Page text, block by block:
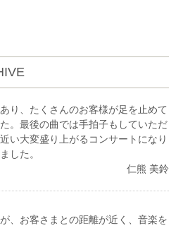
り、たくさんのお客様が足を止めて
。最後の曲では手拍子もしていただ
い大変盛り上がるコンサートになり
した。
仁熊 美鈴
、お客さまとの距離が近く、音楽を